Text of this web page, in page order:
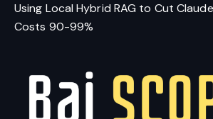
Using Local Hybrid RAG to Cut
Costs 90-99%